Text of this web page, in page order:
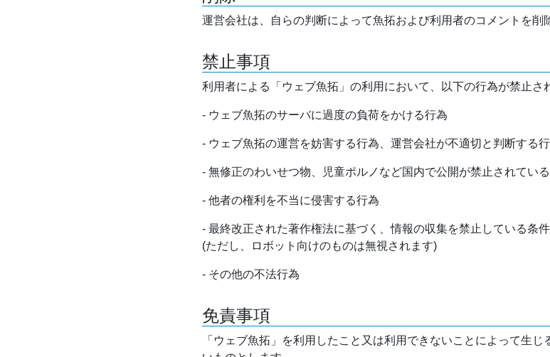
運営会社は、自らの判断によって魚拓および利用者のコメントを削
禁止事項
利用者による「ウェブ魚拓」の利用において、以下の行為が禁止さ
- ウェブ魚拓のサーバに過度の負荷をかける行為
- ウェブ魚拓の運営を妨害する行為、運営会社が不適切と判断する
- 無修正のわいせつ物、児童ポルノなど国内で公開が禁止されている
- 他者の権利を不当に侵害する行為
- 最終改正された著作権法に基づく、情報の収集を禁止している条
(ただし、ロボット向けのものは無視されます)
- その他の不法行為
免責事項
「ウェブ魚拓」を利用したこと又は利用できないことによって生